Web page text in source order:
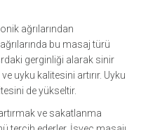
ağrılarından
bu masaj türü
gerginliği alarak sinir
uyku kalitesini artırır. Uyku
de yükseltir.
ve sakatlanma